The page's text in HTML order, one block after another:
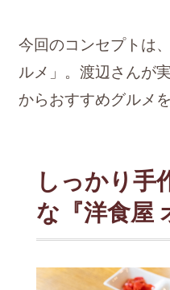
今回のコンセプトは
ルメ」。渡辺さんが
からおすすめグルメ
しっかり手
な『洋食屋